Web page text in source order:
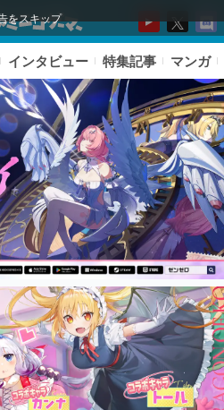
をスキップ
事ランキング
インタビュー 特集記事 マンガ